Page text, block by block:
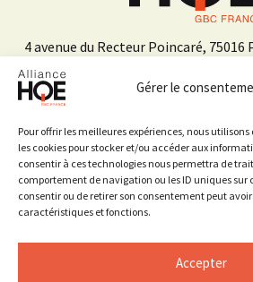
Gérer le
Pour offrir les meilleures expériences, nous
les cookies pour stocker et/ou accéder aux
consentir à ces technologies nous permettra de
comportement de navigation ou les ID uniques sur
consentir ou de retirer son consentement peut
caractéristiques et fonctions.
Accepter
4 avenue du Recteur Poincaré, 75016
Sur les réseaux